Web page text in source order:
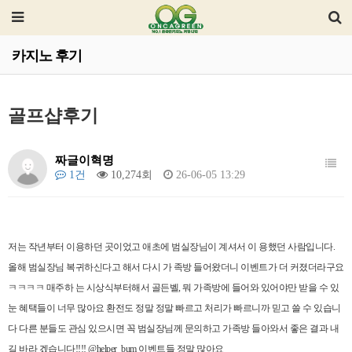
카지노 후기
골프샵후기
짜글이혁명
1건 10,274회 26-06-05 13:29
저는 작년부터 이용하던 곳이었고 애초에 범실장님이 계셔서 이 용했던 사람입니다.
올해 범실장님 복귀하신다고 해서 다시 가 족방 들어왔더니 이벤트가 더 커졌더라구요
ㅋㅋㅋㅋ 매주하 는 시상식부터해서 골든벨, 뭐 가족방에 들어와 있어야만 받을 수 있
눈 혜택들이 너무 많아요 환전도 정말 정말 빠르고 처리가 빠르니까 믿고 쓸 수 있습니
다 다른 분들도 관심 있으시면 꼭 범실장님께 문의하고 가족방 들아와서 좋은 결과 내
길 바라 겠습니다!!!! @helper_bum 이벤트들 정말 많아요